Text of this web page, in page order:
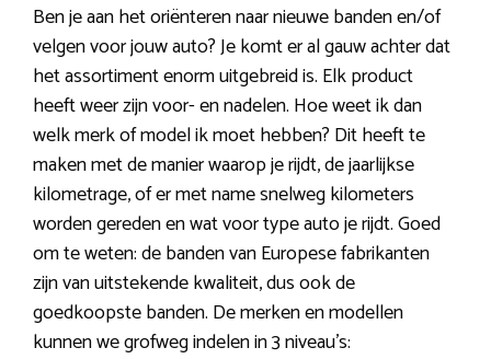
Ben je aan het oriënteren naar nieuwe banden en/of
velgen voor jouw auto? Je komt er al gauw achter dat
het assortiment enorm uitgebreid is. Elk product
heeft weer zijn voor- en nadelen. Hoe weet ik dan
welk merk of model ik moet hebben? Dit heeft te
maken met de manier waarop je rijdt, de jaarlijkse
kilometrage, of er met name snelweg kilometers
worden gereden en wat voor type auto je rijdt. Goed
om te weten: de banden van Europese fabrikanten
zijn van uitstekende kwaliteit, dus ook de
goedkoopste banden. De merken en modellen
kunnen we grofweg indelen in 3 niveau’s: